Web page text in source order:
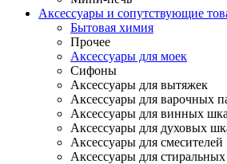
Аксессуары и сопутствующие
Бытовая химия
Прочее
Аксессуары для моек
Сифоны
Аксессуары для вытяжек
Аксессуары для варочных
Аксессуары для винных
Аксессуары для духовых
Аксессуары для смесителей
Аксессуары для